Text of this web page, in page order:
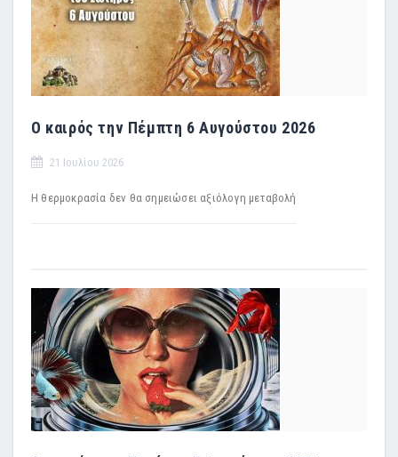
Ο καιρός την Πέμπτη 6 Αυγούστου 2026
21 Ιουλίου 2026
H θερμοκρασία δεν θα σημειώσει αξιόλογη μεταβολή